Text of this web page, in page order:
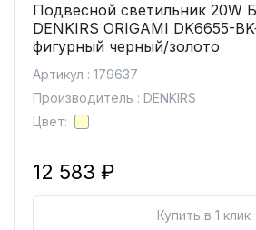
Подвесной светильник 20W
DENKIRS ORIGAMI DK6655-
фигурный черный/золото
Артикул : 179637
Производитель : DENKIRS
Цвет:
12 583 ₽
Купить в 1 клик